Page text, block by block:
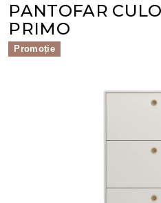
PANTOFAR
PRIMO
Promoție